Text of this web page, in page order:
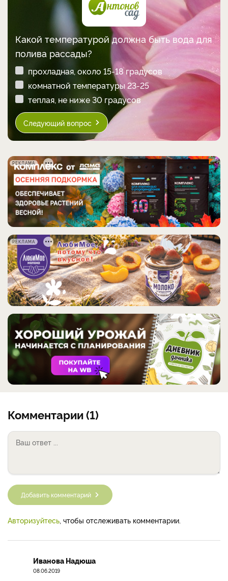
Какой температурой должна быть вода для
полива рассады?
прохладная, около 15-18 градусов
комнатной температуры 23-25
теплая, не ниже 30 градусов
Следующий вопрос
РЕКЛАМА
РЕКЛАМА
Комментарии (1)
Добавить комментарий
Авторизуйтесь, чтобы отслеживать комментарии.
Иванова Надюша
08.06.2019